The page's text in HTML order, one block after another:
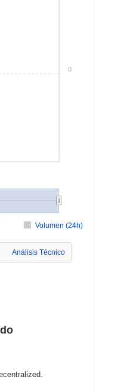
Volumen (24h)
0
Análisis Técnico